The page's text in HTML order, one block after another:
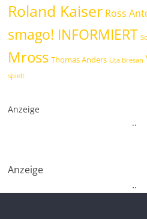
Roland Kaiser Ross
smago! INFORMIERT
Mross Thomas Anders Uta Bresan
spielt
Anzeige
..
Anzeige
..